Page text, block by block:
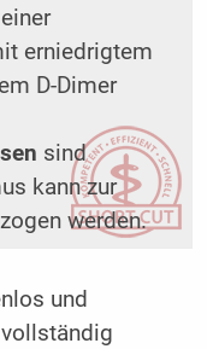
erniedrigtem
D-Dimer
sind
kann zur
werden.
und